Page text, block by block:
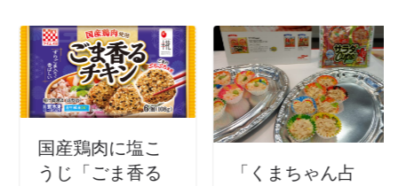
国産鶏肉に塩こ
うじ「ごま香る
「くまちゃん占